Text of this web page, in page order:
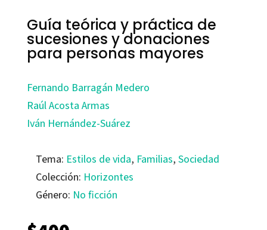
Guía teórica y práctica de
sucesiones y donaciones
para personas mayores
Fernando Barragán Medero
Raúl Acosta Armas
Iván Hernández-Suárez
Tema: Estilos de vida, Familias, Sociedad
Colección: Horizontes
Género: No ficción